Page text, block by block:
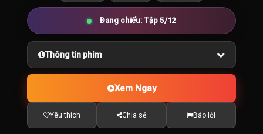
Đang chiếu: Tập 5/12
Thông tin phim
Xem Ngay
Yêu thích Chia sẻ Báo lỗi